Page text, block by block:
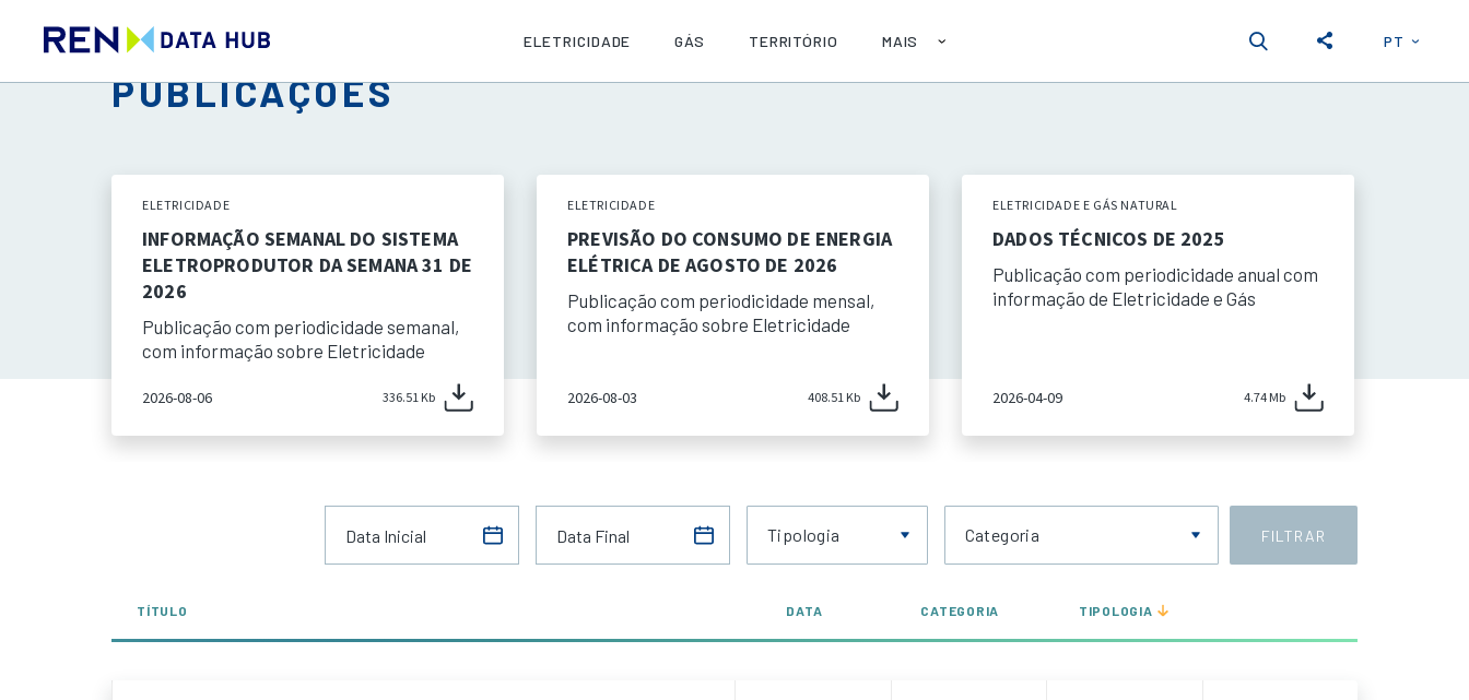
ELETRICIDADE GÁS TERRITÓRIO MAIS
PT
PUBLICAÇÕES
ELETRICIDADE
INFORMAÇÃO SEMANAL DO SISTEMA
ELETROPRODUTOR DA SEMANA 31 DE
2026
Publicação com periodicidade semanal,
com informação sobre Eletricidade
2026-08-06 336.51 Kb
ELETRICIDADE
PREVISÃO DO CONSUMO DE ENERGIA
ELÉTRICA DE AGOSTO DE 2026
Publicação com periodicidade mensal,
com informação sobre Eletricidade
2026-08-03 408.51 Kb
ELETRICIDADE E GÁS NATURAL
DADOS TÉCNICOS DE 2025
Publicação com periodicidade anual com
informação de Eletricidade e Gás
2026-04-09 4.74 Mb
Tipologia Categoria FILTRAR
TÍTULO DATA CATEGORIA TIPOLOGIA